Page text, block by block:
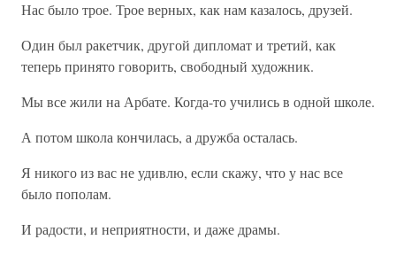
Нас было трое. Трое верных, как нам казалось, друзей.
Один был ракетчик, другой дипломат и третий, как
теперь принято говорить, свободный художник.
Мы все жили на Арбате. Когда-то учились в одной школе.
А потом школа кончилась, а дружба осталась.
Я никого из вас не удивлю, если скажу, что у нас все
было пополам.
И радости, и неприятности, и даже драмы.